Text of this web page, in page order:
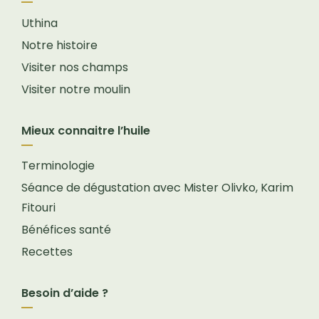
Uthina
Notre histoire
Visiter nos champs
Visiter notre moulin
Mieux connaitre l’huile
Terminologie
Séance de dégustation avec Mister Olivko, Karim
Fitouri
Bénéfices santé
Recettes
Besoin d’aide ?